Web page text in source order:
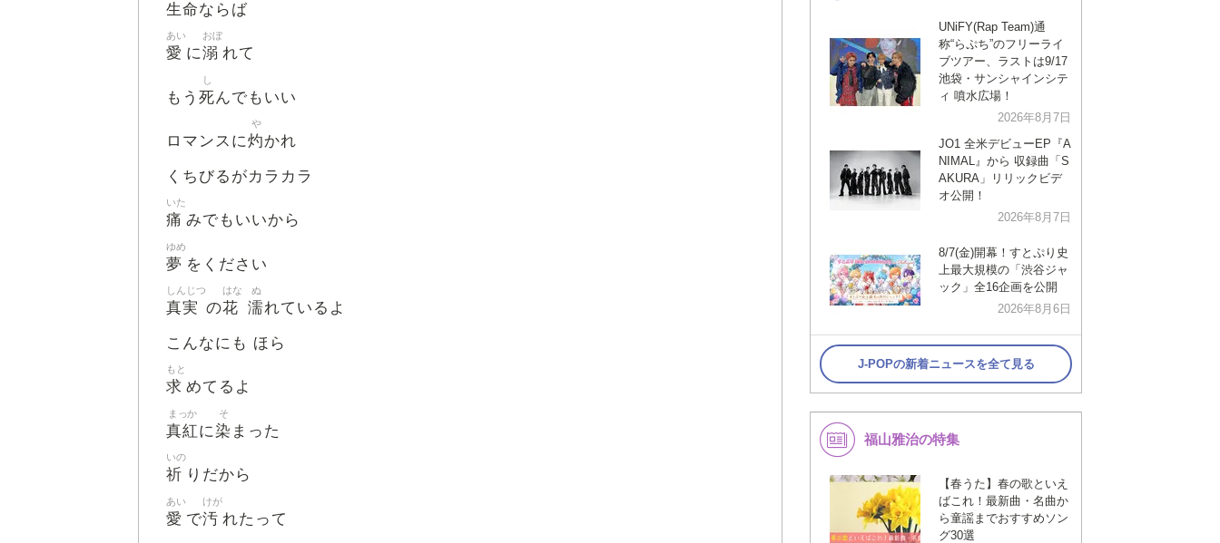
生命ならば
愛
あい
に溺
おぼ
れて
もう 死
し
んでもいい
ロマンスに灼
や
かれ
くちびるがカラカラ
痛
いた
みでもいいから
夢
ゆめ
をください
真実
しんじつ
の花
はな
濡
ぬ
れているよ
こんなにも ほら
求
もと
めてるよ
真紅
まっか
に染
そ
まった
祈
いの
りだから
愛
あい
で汚
けが
れたって
洋楽
VTuber ディズニー
UNiFY(Rap Team)通
称“らぷち”のフリーライ
ブツアー、ラストは9/17
池袋・サンシャインシテ
ィ 噴水広場！
2026年8月7日
JO1 全米デビューEP『A
NIMAL』から 収録曲「S
AKURA」リリックビデ
オ公開！
2026年8月7日
8/7(金)開幕！すとぷり史
上最大規模の「渋谷ジャ
ック」全16企画を公開
2026年8月6日
J-POPの新着ニュースを全て見る
福山雅治の特集
【春うた】春の歌といえ
ばこれ！最新曲・名曲か
ら童謡までおすすめソン
グ30選